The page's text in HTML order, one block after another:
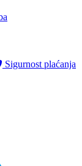
Sigurnost plaćanja